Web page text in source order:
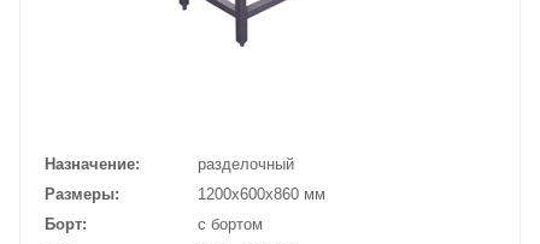
Назначение
разделочный
Размеры
1200х600х860 мм
Борт
с бортом